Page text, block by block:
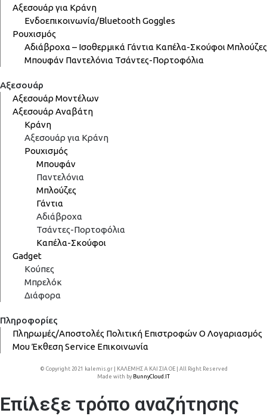
Αξεσουάρ για Κράνη
Ενδοεπικοινωνία/BluetoothGoggles
Ρουχισμός
Αδιάβροχα – Ισοθερμικά Γάντια Καπέλα-Σκούφοι Μπλούζες
Μπουφάν Παντελόνια Τσάντες-Πορτοφόλια
Αξεσουάρ
Αξεσουάρ Μοντέλων
Αξεσουάρ Αναβάτη
Κράνη
Αξεσουάρ για Κράνη
Ρουχισμός
Μπουφάν
Παντελόνια
Μπλούζες
Γάντια
Αδιάβροχα
Τσάντες-Πορτοφόλια
Καπέλα-Σκούφοι
Gadget
Κούπες
Μπρελόκ
Διάφορα
Πληροφορίες
Πληρωμές/Αποστολές Πολιτική ΕπιστροφώνΟ Λογαριασμός
ΜουΈκθεσηService Επικοινωνία
© Copyright 2021 kalemis.gr | ΚΑΛΕΜΗΣ Α ΚΑΙ ΣΙΑ ΟΕ | All Right Reserved
Made with by BunnyCloud.IT
Επίλεξε τρόπο αναζήτησης